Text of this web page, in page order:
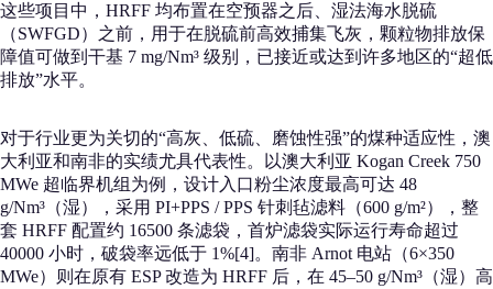
这些项目中，HRFF 均布置在空预器之后、湿法海水脱硫
（SWFGD）之前，用于在脱硫前高效捕集飞灰，颗粒物排放保
障值可做到干基 7 mg/Nm³ 级别，已接近或达到许多地区的“超低
排放”水平。
对于行业更为关切的“高灰、低硫、磨蚀性强”的煤种适应性，澳
大利亚和南非的实绩尤具代表性。以澳大利亚 Kogan Creek 750
MWe 超临界机组为例，设计入口粉尘浓度最高可达 48
g/Nm³（湿），采用 PI+PPS / PPS 针刺毡滤料（600 g/m²），整
套 HRFF 配置约 16500 条滤袋，首炉滤袋实际运行寿命超过
40000 小时，破袋率远低于 1%[4]。南非 Arnot 电站（6×350
MWe）则在原有 ESP 改造为 HRFF 后，在 45–50 g/Nm³（湿）高